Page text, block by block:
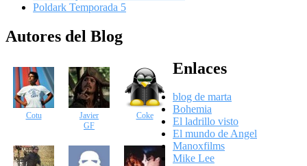
Poldark Temporada 5
Autores del Blog
Cotu
Javier
GF
Coke
Enlaces
blog de marta
Bohemia
El ladrillo visto
El mundo de Angel
Manoxfilms
Mike Lee